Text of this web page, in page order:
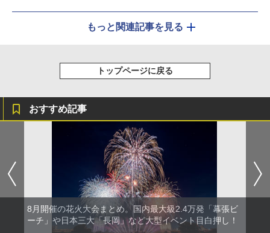
もっと関連記事を見る
トップページに戻る
おすすめ記事
8月開催の花火大会まとめ。国内最大級2.4万発「幕張ビ
ーチ」や日本三大「長岡」など大型イベント目白押し！